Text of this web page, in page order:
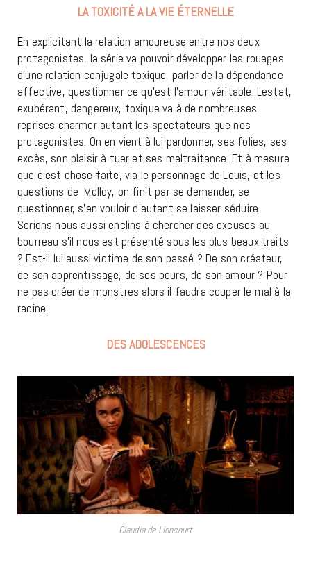
LA TOXICITÉ A LA VIE ÉTERNELLE
En explicitant la relation amoureuse entre nos deux
protagonistes, la série va pouvoir développer les rouages
d’une relation conjugale toxique, parler de la dépendance
affective, questionner ce qu’est l’amour véritable. Lestat,
exubérant, dangereux, toxique va à de nombreuses
reprises charmer autant les spectateurs que nos
protagonistes. On en vient à lui pardonner, ses folies, ses
excès, son plaisir à tuer et ses maltraitance. Et à mesure
que c’est chose faite, via le personnage de Louis, et les
questions de Molloy, on finit par se demander, se
questionner, s’en vouloir d’autant se laisser séduire.
Serions nous aussi enclins à chercher des excuses au
bourreau s’il nous est présenté sous les plus beaux traits
? Est-il lui aussi victime de son passé ? De son créateur,
de son apprentissage, de ses peurs, de son amour ? Pour
ne pas créer de monstres alors il faudra couper le mal à la
racine.
DES ADOLESCENCES
Claudia de Lioncourt